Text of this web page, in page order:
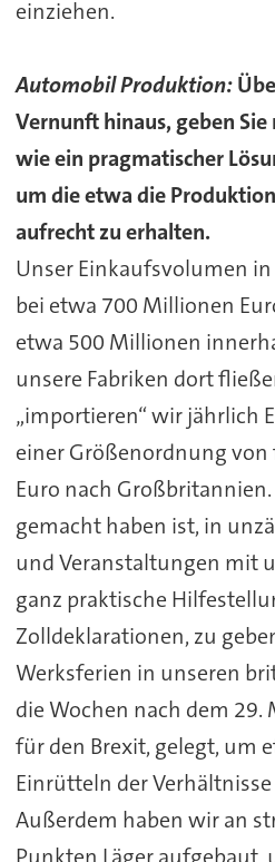
einziehen.
Automobil Produktion:
Vernunft hinaus, geben
wie ein pragmatischer
um die etwa die
aufrecht zu erhalten.
Unser Einkaufsvolumen
bei etwa 700 Millionen
etwa 500 Millionen
unsere Fabriken dort
„importieren“ wir jährlich
einer Größenordnung
Euro nach
gemacht haben ist, in
und Veranstaltungen mit
ganz praktische
Zolldeklarationen, zu
Werksferien in unseren
die Wochen nach dem 29.
für den Brexit, gelegt, um
Einrütteln der
Außerdem haben wir an